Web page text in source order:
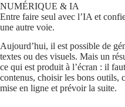
NUMÉRIQUE & IA
Entre faire seul avec l’IA et
une autre voie.
Aujourd’hui, il est possible de
textes ou des visuels. Mais un
ce qui est produit à l’écran : il
contenus, choisir les bons outils,
mise en ligne et prévoir la suite.